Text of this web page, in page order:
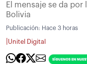
El mensaje se da
Bolivia
Publicación: Hace 3 horas
Unitel Digital